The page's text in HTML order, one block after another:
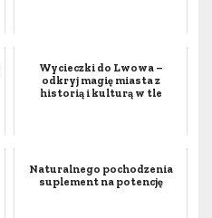
Wycieczki do Lwowa –
odkryj magię miasta z
historią i kulturą w tle
Naturalnego pochodzenia
suplement na potencję